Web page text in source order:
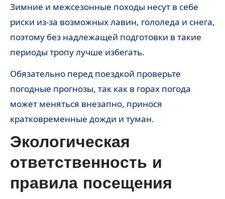
Зимние и межсезонные походы несут в себе
риски из-за возможных лавин, гололеда и снега,
поэтому без надлежащей подготовки в такие
периоды тропу лучше избегать.
Обязательно перед поездкой проверьте
погодные прогнозы, так как в горах погода
может меняться внезапно, принося
кратковременные дожди и туман.
Экологическая
ответственность и
правила посещения